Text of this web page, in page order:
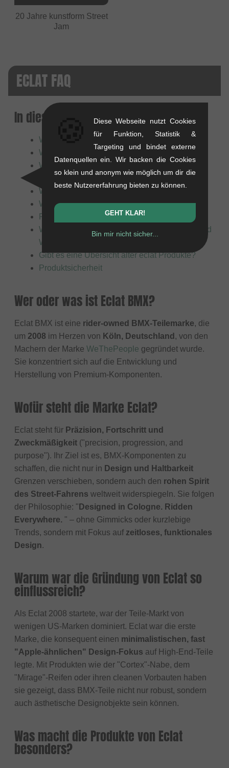
20 Jahre kunstform Street
Jam
ECLAT FAQ
In diesem Artikel:
Wer oder was ist Eclat BMX?
Wofür steht die Marke Eclat?
Warum war die Gründung von Eclat so
Was macht die Produkte von Eclat besonders?
Was stellt Eclat hauptsächlich her?
Für wen sind die Produkte von Eclat geeignet?
Welche Verbindung besteht zwischen Eclat und
WeThePeople?
Gibt es eine Übersicht alter eclat Produkte?
Produktsicherheit
Wer oder was ist Eclat BMX?
Eclat BMX ist eine rider-owned BMX-Teilemarke, die
um 2008 im Herzen von Köln, Deutschland , von den
Machern der Marke WeThePeople gegründet wurde.
Sie konzentriert sich auf die Entwicklung und
Herstellung von Premium-Komponenten.
Wofür steht die Marke Eclat?
Eclat steht für Präzision, Fortschritt und
Zweckmäßigkeit ("precision, progression, and
purpose"). Ihr Ziel ist es, BMX-Komponenten zu
schaffen, die nicht nur in Design und Haltbarkeit
Grenzen verschieben, sondern auch den rohen Spirit
des Street-Fahrens weltweit widerspiegeln. Sie folgen
der Philosophie: " Designed in Cologne. Ridden
Everywhere. " – ohne Gimmicks oder kurzlebige
Trends, sondern mit Fokus auf zeitloses, funktionales
Design.
Warum war die Gründung von Eclat so
einflussreich?
Als Eclat 2008 startete, war der Teile-Markt von
wenigen US-Marken dominiert. Eclat war die erste
Marke, die konsequent einen minimalistischen, fast
"Apple-ähnlichen" Design-Fokus auf High-End-Teile
legte. Mit Produkten wie der "Cortex"-Nabe, dem
"Mirage"-Reifen oder ihren cleanen Vorbauten haben
sie gezeigt, dass BMX-Teile nicht nur robust, sondern
auch ästhetische Designobjekte sein können.
Was macht die Produkte von Eclat
besonders?
Diese Webseite nutzt Cookies
für Funktion, Statistik &
Targeting und bindet externe
Datenquellen ein. Wir backen die Cookies
so klein und anonym wie möglich um dir die
beste Nutzererfahrung bieten zu können.
GEHT KLAR!
Bin mir nicht sicher...